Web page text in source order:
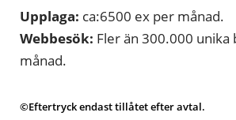
Upplaga: ca:6500 ex per månad.
Webbesök: Fler än 300.000 unika
månad.
©Eftertryck endast tillåtet efter avtal.